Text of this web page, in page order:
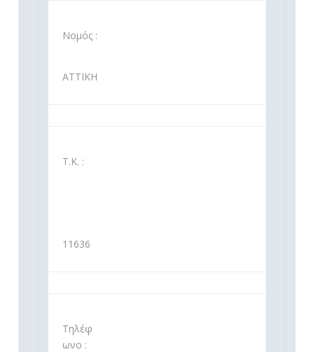
Νομός :
ΑΤΤΙΚΗ
Τ.Κ. :
11636
Τηλέφ
ωνο :